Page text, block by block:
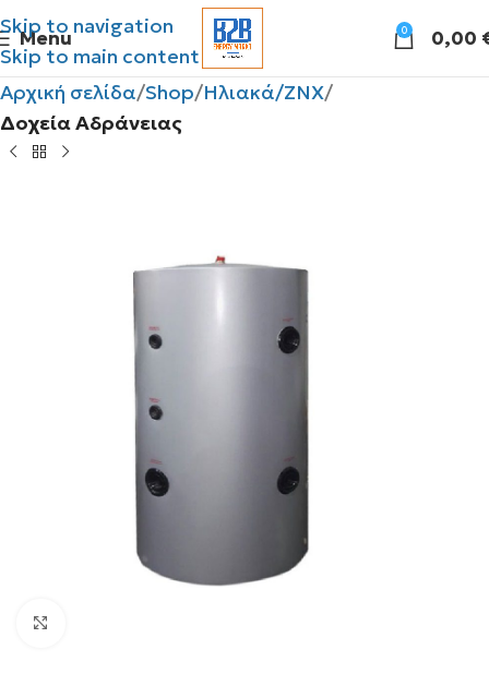
Skip to navigation
Skip to main content
Menu 0 0,00
Αρχική σελίδα Shop Ηλιακά/ΖΝΧ
Δοχεία Αδράνειας